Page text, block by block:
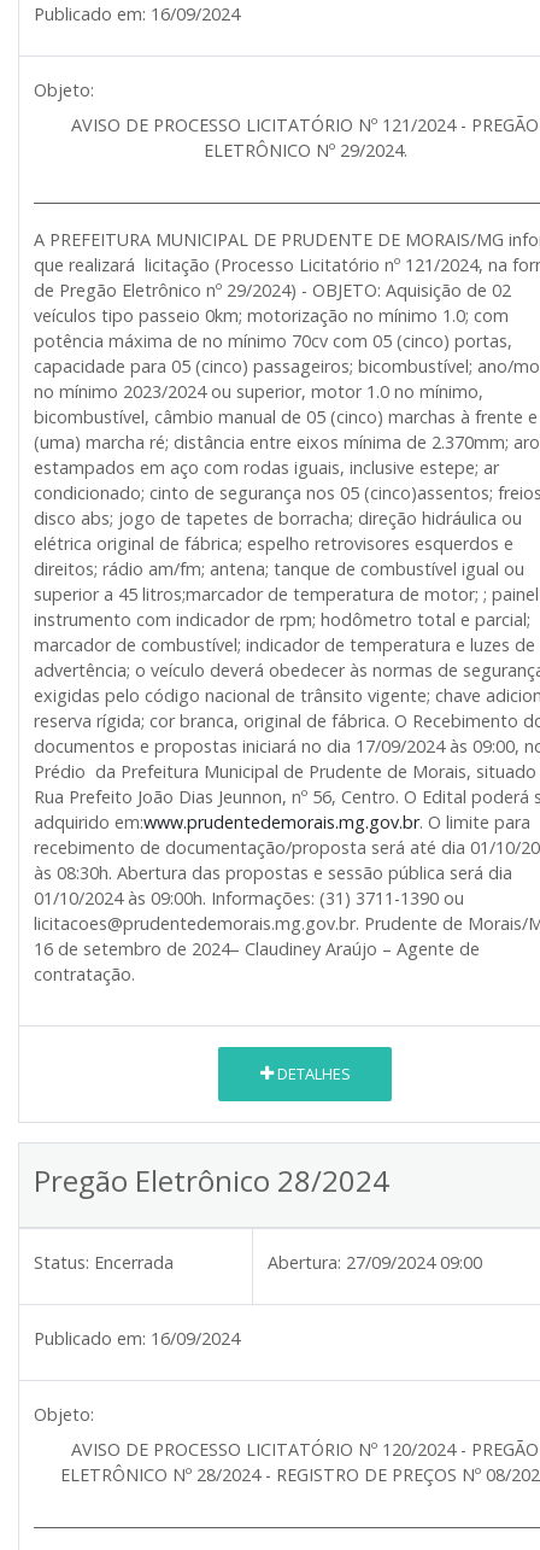
Publicado em: 16/09/2024
Objeto:
AVISO DE PROCESSO LICITATÓRIO Nº 121/2024 - PREGÃO
ELETRÔNICO Nº 29/2024.
A PREFEITURA MUNICIPAL DE PRUDENTE DE MORAIS/MG
que realizará licitação (Processo Licitatório nº 121/2024, na
de Pregão Eletrônico nº 29/2024) - OBJETO: Aquisição de 02
veículos tipo passeio 0km; motorização no mínimo 1.0; com
potência máxima de no mínimo 70cv com 05 (cinco) portas,
capacidade para 05 (cinco) passageiros; bicombustível; ano/
no mínimo 2023/2024 ou superior, motor 1.0 no mínimo,
bicombustível, câmbio manual de 05 (cinco) marchas à frente
(uma) marcha ré; distância entre eixos mínima de 2.370mm; aro
estampados em aço com rodas iguais, inclusive estepe; ar
condicionado; cinto de segurança nos 05 (cinco)assentos;
disco abs; jogo de tapetes de borracha; direção hidráulica ou
elétrica original de fábrica; espelho retrovisores esquerdos e
direitos; rádio am/fm; antena; tanque de combustível igual ou
superior a 45 litros;marcador de temperatura de motor; ;
instrumento com indicador de rpm; hodômetro total e parcial;
marcador de combustível; indicador de temperatura e luzes de
advertência; o veículo deverá obedecer às normas de
exigidas pelo código nacional de trânsito vigente; chave
reserva rígida; cor branca, original de fábrica. O Recebimento
documentos e propostas iniciará no dia 17/09/2024 às 09:00,
Prédio da Prefeitura Municipal de Prudente de Morais, situado
Rua Prefeito João Dias Jeunnon, nº 56, Centro. O Edital poderá
adquirido em:www.prudentedemorais.mg.gov.br. O limite para
recebimento de documentação/proposta será até dia 01/10/
às 08:30h. Abertura das propostas e sessão pública será dia
01/10/2024 às 09:00h. Informações: (31) 3711-1390 ou
licitacoes@prudentedemorais.mg.gov.br. Prudente de Morais/
16 de setembro de 2024– Claudiney Araújo – Agente de
contratação.
DETALHES
Pregão Eletrônico 28/2024
Status: Encerrada Abertura: 27/09/2024 09:00
Publicado em: 16/09/2024
Objeto:
AVISO DE PROCESSO LICITATÓRIO Nº 120/2024 - PREGÃO
ELETRÔNICO Nº 28/2024 - REGISTRO DE PREÇOS Nº 08/